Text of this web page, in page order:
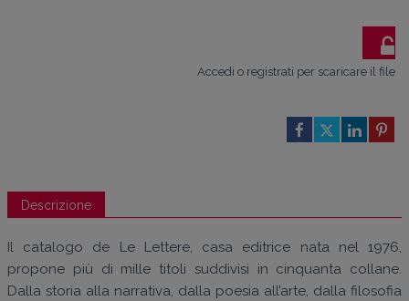
Accedi o registrati per scaricare il file
Descrizione
Il catalogo de Le Lettere, casa editrice nata nel 1976,
propone più di mille titoli suddivisi in cinquanta collane.
Dalla storia alla narrativa, dalla poesia all’arte, dalla filosofia